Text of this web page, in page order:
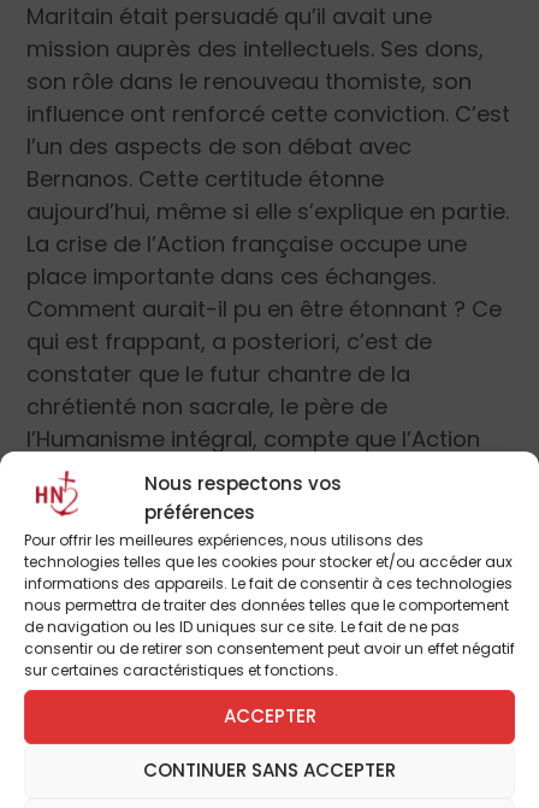
Nous respectons vos
préférences
Pour offrir les meilleures expériences, nous utilisons des
technologies telles que les cookies pour stocker et/ou accéder aux
informations des appareils. Le fait de consentir à ces technologies
nous permettra de traiter des données telles que le comportement
de navigation ou les ID uniques sur ce site. Le fait de ne pas
consentir ou de retirer son consentement peut avoir un effet négatif
sur certaines caractéristiques et fonctions.
ACCEPTER
CONTINUER SANS ACCEPTER
Maritain était persuadé qu’il avait une
mission auprès des intellectuels. Ses dons,
son rôle dans le renouveau thomiste, son
influence ont renforcé cette conviction. C’est
l’un des aspects de son débat avec
Bernanos. Cette certitude étonne
aujourd’hui, même si elle s’explique en partie.
La crise de l’Action française occupe une
place importante dans ces échanges.
Comment aurait-il pu en être étonnant ? Ce
qui est frappant, a posteriori, c’est de
constater que le futur chantre de la
chrétienté non sacrale, le père de
l’Humanisme intégral, compte que l’Action
française obéisse au Pape comme si la
situation était encore celle de la chrétienté.
L’Action française n’était pas un mouvement
confessionnel, même s’il comprenait, y
compris à sa tête, des catholiques. Que le
Pape, y voyant des dangers pour les
catholiques, dénonce son influence, quoi de
plus normal, même si la question est de
savoir les motivations réelles de cette
condamnation. Mais les historiens ont